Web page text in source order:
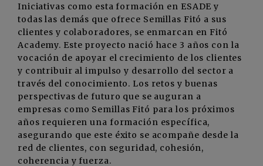
Iniciativas como esta formación en ESADE y
todas las demás que ofrece Semillas Fitó a sus
clientes y colaboradores, se enmarcan en Fitó
Academy. Este proyecto nació hace 3 años con la
vocación de apoyar el crecimiento de los clientes
y contribuir al impulso y desarrollo del sector a
través del conocimiento. Los retos y buenas
perspectivas de futuro que se auguran a
empresas como Semillas Fitó para los próximos
años requieren una formación específica,
asegurando que este éxito se acompañe desde la
red de clientes, con seguridad, cohesión,
coherencia y fuerza.